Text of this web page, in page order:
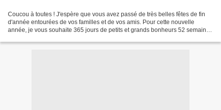
Coucou à toutes ! J'espère que vous avez passé de très belles fêtes de fin
d'année entourées de vos familles et de vos amis. Pour cette nouvelle
année, je vous souhaite 365 jours de petits et grands bonheurs 52 semaines